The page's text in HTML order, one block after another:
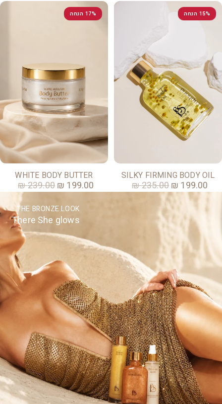
15% הנחה
SILKY FIRMING BODY OIL
199.00 ₪
235.00 ₪
17% הנחה
WHITE BODY BUTTER
199.00 ₪
239.00 ₪
THE BRONZE LOOK
There She glows